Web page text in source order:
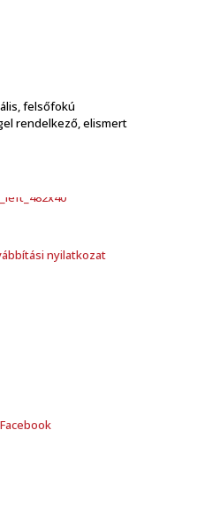
felsőfokú
rendelkező, elismert
nyilatkozat